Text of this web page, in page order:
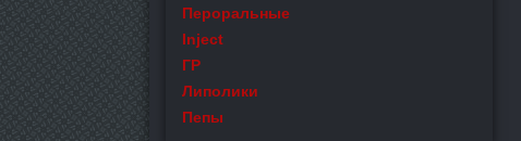
Пероральные
Inject
ГР
Липолики
Пепы